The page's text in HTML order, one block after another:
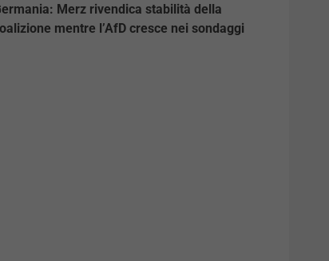
Merz rivendica stabilità della
mentre l’AfD cresce nei sondaggi